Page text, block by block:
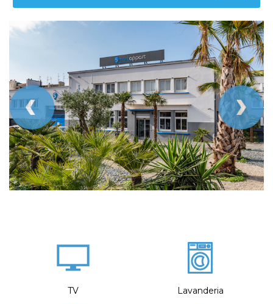
TV Lavanderia